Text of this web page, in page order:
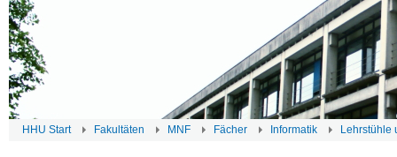
HHU Start Fakultäten MNF Fächer Informatik Lehrstühle